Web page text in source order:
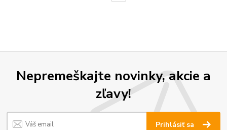
Nepremeškajte novinky, akcie a
zľavy!
Prihlásiť sa